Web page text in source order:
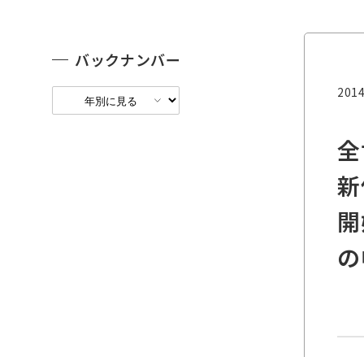
バックナンバー